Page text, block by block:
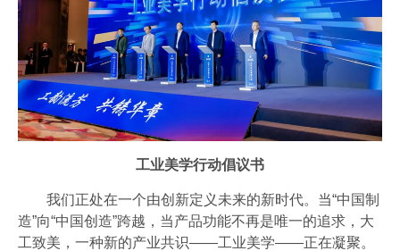
工业美学行动倡议书
我们正处在一个由创新定义未来的新时代。当“中国制
造”向“中国创造”跨越，当产品功能不再是唯一的追求，大
工致美，一种新的产业共识——工业美学——正在凝聚。